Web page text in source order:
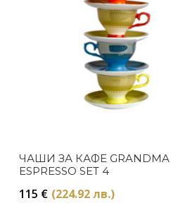
ЧАШИ ЗА КАФЕ GRANDMA
ESPRESSO SET 4
115 € (224.92 лв.)